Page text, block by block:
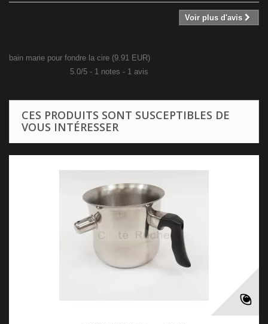
Voir plus d'avis
bain marie pour fondre la cire (9.91 EUR)
5.0/5 - 1 notes - 1 avis
CES PRODUITS SONT SUSCEPTIBLES DE
VOUS INTÉRESSER